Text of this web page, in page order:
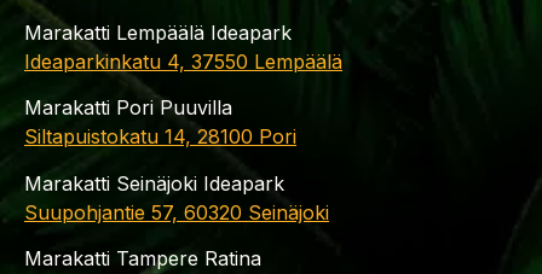
Marakatti Lempäälä Ideapark
Ideaparkinkatu 4, 37550 Lempäälä
Marakatti Pori Puuvilla
Siltapuistokatu 14, 28100 Pori
Marakatti Seinäjoki Ideapark
Suupohjantie 57, 60320 Seinäjoki
Marakatti Tampere Ratina